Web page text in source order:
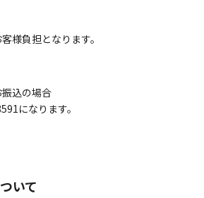
様負担となります。
込の場合
になります。
いて